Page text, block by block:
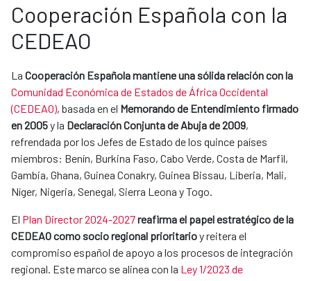
Cooperación Española con la
CEDEAO
La Cooperación Española mantiene una sólida relación con la
Comunidad Económica de Estados de África Occidental
(CEDEAO), basada en el Memorando de Entendimiento firmado
en 2005y la Declaración Conjunta de Abuja de 2009,
refrendada por los Jefes de Estado de los quince países
miembros: Benín, Burkina Faso, Cabo Verde, Costa de Marfil,
Gambia, Ghana, Guinea Conakry, Guinea Bissau, Liberia, Mali,
Níger, Nigeria, Senegal, Sierra Leona y Togo.
El Plan Director 2024-2027reafirma el papel estratégico de la
CEDEAO como socio regional prioritarioy reitera el
compromiso español de apoyo a los procesos de integración
regional. Este marco se alinea con la Ley 1/2023 de